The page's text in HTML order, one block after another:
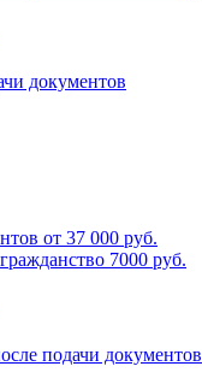
документов
от 37 000 руб.
7000 руб.
подачи документов